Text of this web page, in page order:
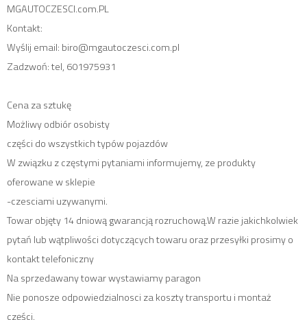
MGAUTOCZESCI.com.PL
Kontakt:
Wyślij email: biro@mgautoczesci.com.pl
Zadzwoń: tel, 601975931
Cena za sztukę
Możliwy odbiór osobisty
części do wszystkich typów pojazdów
W związku z częstymi pytaniami informujemy, ze produkty
oferowane w sklepie
-czesciami uzywanymi.
Towar objęty 14 dniową gwarancją rozruchową.W razie jakichkolwiek
pytań lub wątpliwości dotyczących towaru oraz przesyłki prosimy o
kontakt telefoniczny
Na sprzedawany towar wystawiamy paragon
Nie ponosze odpowiedzialnosci za koszty transportu i montaż
części.